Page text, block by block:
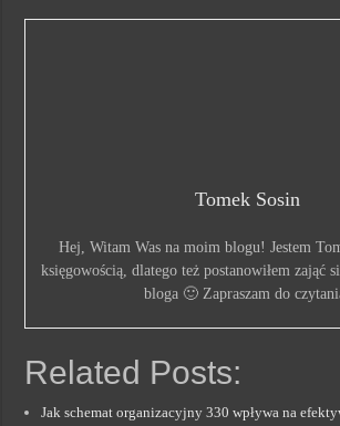
Tomek Sosin
Hej, Witam Was na moim blogu! Jestem
księgowością, dlatego też postanowiłem zająć
bloga 🙂 Zapraszam do
Related Posts:
Jak schemat organizacyjny 330 wpływa na